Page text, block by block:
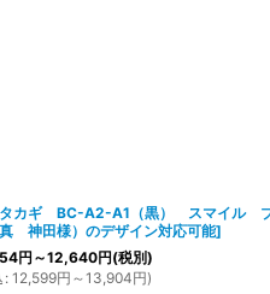
カギ BC-A2-A1（黒） スマイル
神田様）のデザイン対応可能]
円 ～12,640円(税別)
: 12,599円 ～13,904円)